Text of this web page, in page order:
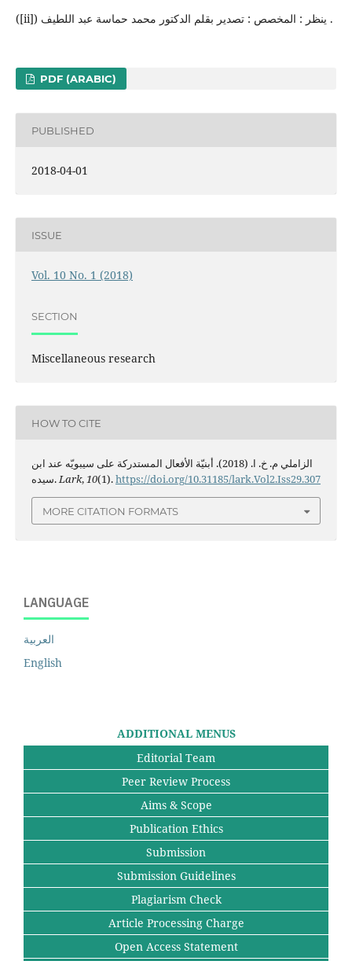
([ii]) ينظر : المخصص : تصدير بقلم الدكتور محمد حماسة عبد اللطيف .
PDF (ARABIC)
PUBLISHED
2018-04-01
ISSUE
Vol. 10 No. 1 (2018)
SECTION
Miscellaneous research
HOW TO CITE
الزاملي م. خ. ا. (2018). أبنيّة الأفعال المستدركة على سيبويّه عند ابن
سيده.Lark,10(1).https://doi.org/10.31185/lark.Vol2.Iss29.307
MORE CITATION FORMATS
LANGUAGE
العربية
English
ADDITIONAL MENUS
Editorial Team
Peer Review Process
Aims & Scope
Publication Ethics
Submission
Submission Guidelines
Plagiarism Check
Article Processing Charge
Open Access Statement